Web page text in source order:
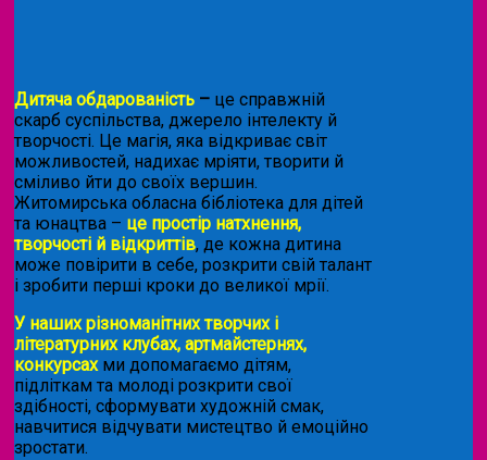
Дитяча обдарованість – це справжній
скарб суспільства, джерело інтелекту й
творчості. Це магія, яка відкриває світ
можливостей, надихає мріяти, творити й
сміливо йти до своїх вершин.
Житомирська обласна бібліотека для дітей
та юнацтва – це простір натхнення,
творчості й відкриттів, де кожна дитина
може повірити в себе, розкрити свій талант
і зробити перші кроки до великої мрії.
У наших різноманітних творчих і
літературних клубах, артмайстернях,
конкурсахми допомагаємо дітям,
підліткам та молоді розкрити свої
здібності, сформувати художній смак,
навчитися відчувати мистецтво й емоційно
зростати.